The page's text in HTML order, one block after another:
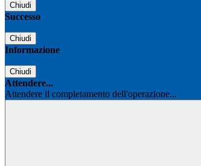
Chiudi
Successo
Chiudi
Informazione
Chiudi
Attendere...
Attendere il completamento dell'operazione...